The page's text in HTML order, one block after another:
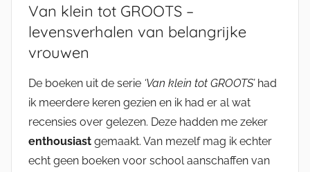
Van klein tot GROOTS –
levensverhalen van belangrijke
vrouwen
De boeken uit de serie ‘Van klein tot GROOTS’ had
ik meerdere keren gezien en ik had er al wat
recensies over gelezen. Deze hadden me zeker
enthousiast gemaakt. Van mezelf mag ik echter
echt geen boeken voor school aanschaffen van